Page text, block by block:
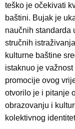
teško je očekivati
baštini. Bujak je
naučnih standarda
stručnih
kulturne baštine
istaknuo je
promocije ovog
otvorilo je i pitanje
obrazovanju i
kolektivnog